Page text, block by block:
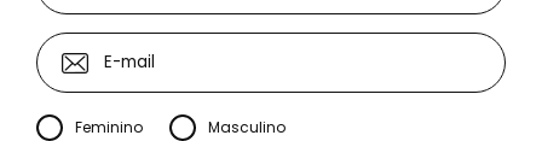
Feminino Masculino